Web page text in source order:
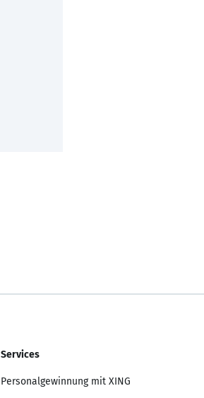
Services
Personalgewinnung mit XING